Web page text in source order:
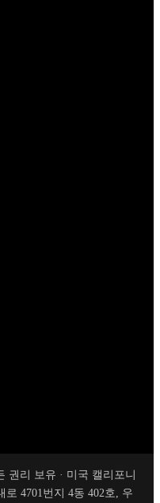
권리 보유 · 미국 캘리포니
4701번지 4동 402호, 우